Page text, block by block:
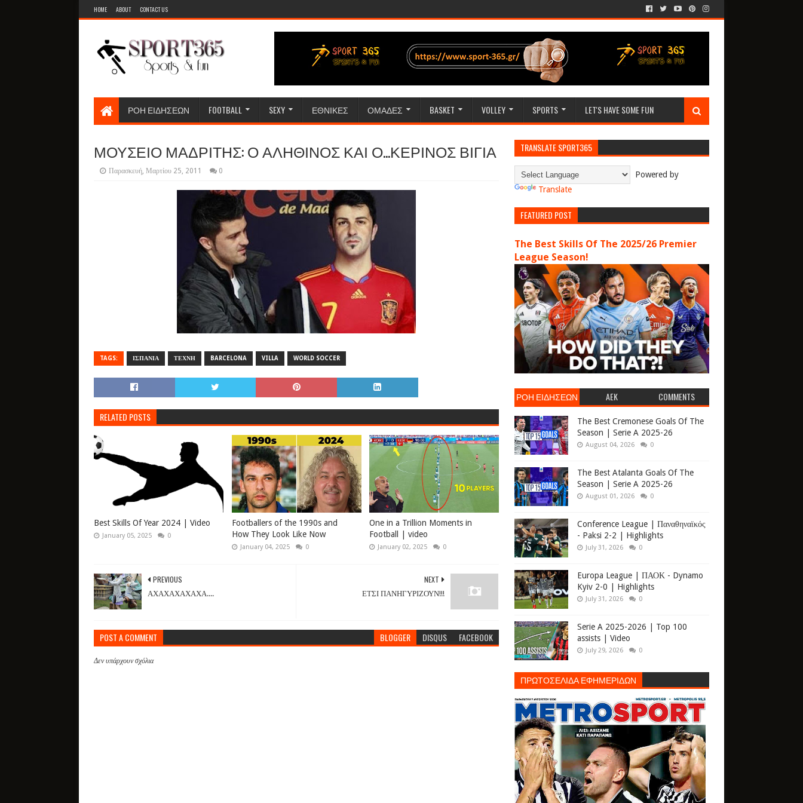
HOME ABOUT CONTACT US
ΡΟΗ ΕΙΔΗΣΕΩΝ FOOTBALL SEXY ΕΘΝΙΚΕΣ ΟΜΑΔΕΣ BASKET VOLLEY SPORTS LET'S HAVE SOME FUN
ΜΟΥΣΕΙΟ ΜΑΔΡΙΤΗΣ: Ο ΑΛΗΘΙΝΟΣ ΚΑΙ Ο...ΚΕΡΙΝΟΣ ΒΙΓΙΑ
Παρασκευή, Μαρτίου 25, 2011 0
TAGS: ΙΣΠΑΝΙΑ ΤΕΧΝΗ BARCELONA VILLA WORLD SOCCER
RELATED POSTS
Best Skills Of Year 2024 | Video
January 05, 2025 0
Footballers of the 1990s and
How They Look Like Now
January 04, 2025 0
One in a Trillion Moments in
Football | video
January 02, 2025 0
NEXT
ΕΤΣΙ ΠΑΝΗΓΥΡΙΖΟΥΝ!!!
PREVIOUS
ΑΧΑΧΑΧΑΧΑΧΑ....
POST A COMMENT BLOGGER DISQUS FACEBOOK
Δεν υπάρχουν σχόλια
TRANSLATE SPORT365
Powered by
Translate
FEATURED POST
The Best Skills Of The 2025/26 Premier
League Season!
ΡΟΗ ΕΙΔΗΣΕΩΝ AEK COMMENTS
The Best Cremonese Goals Of The
Season | Serie A 2025-26
August 04, 2026 0
The Best Atalanta Goals Of The
Season | Serie A 2025-26
August 01, 2026 0
Conference League | Παναθηναϊκός
- Paksi 2-2 | Highlights
July 31, 2026 0
Europa League | ΠΑΟΚ - Dynamo
Kyiv 2-0 | Highlights
July 31, 2026 0
Serie A 2025-2026 | Top 100
assists | Video
July 29, 2026 0
ΠΡΩΤΟΣΕΛΙΔΑ ΕΦΗΜΕΡΙΔΩΝ